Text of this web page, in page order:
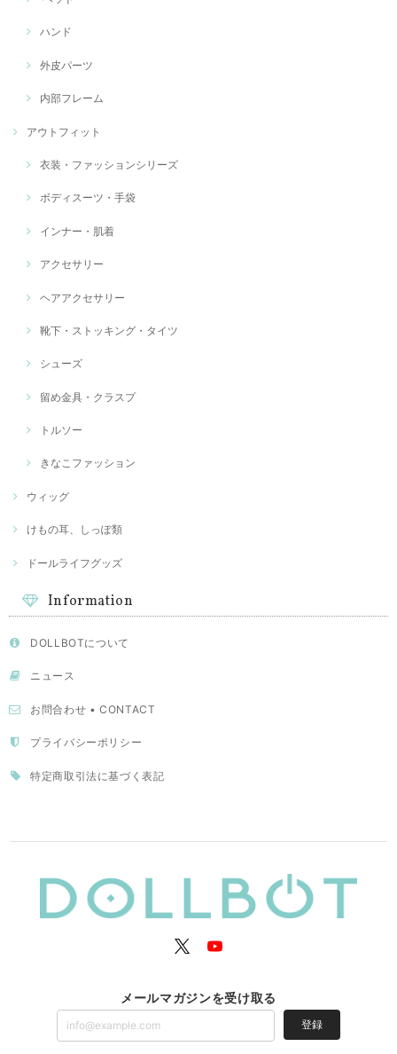
ハンド
外皮パーツ
内部フレーム
アウトフィット
衣装・ファッションシリーズ
ボディスーツ・手袋
インナー・肌着
アクセサリー
ヘアアクセサリー
靴下・ストッキング・タイツ
シューズ
留め金具・クラスプ
トルソー
きなこファッション
ウィッグ
けもの耳、しっぽ類
ドールライフグッズ
Information
DOLLBOTについて
ニュース
お問合わせ • CONTACT
プライバシーポリシー
特定商取引法に基づく表記
メールマガジンを受け取る
登録